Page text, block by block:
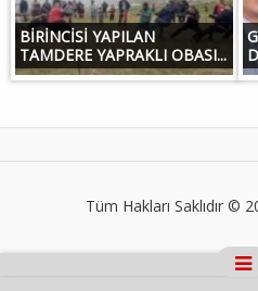
BİRİNCİSİ YAPILAN
TAMDERE YAPRAKLI OBASI...
Tüm Hakları Saklıdır ©